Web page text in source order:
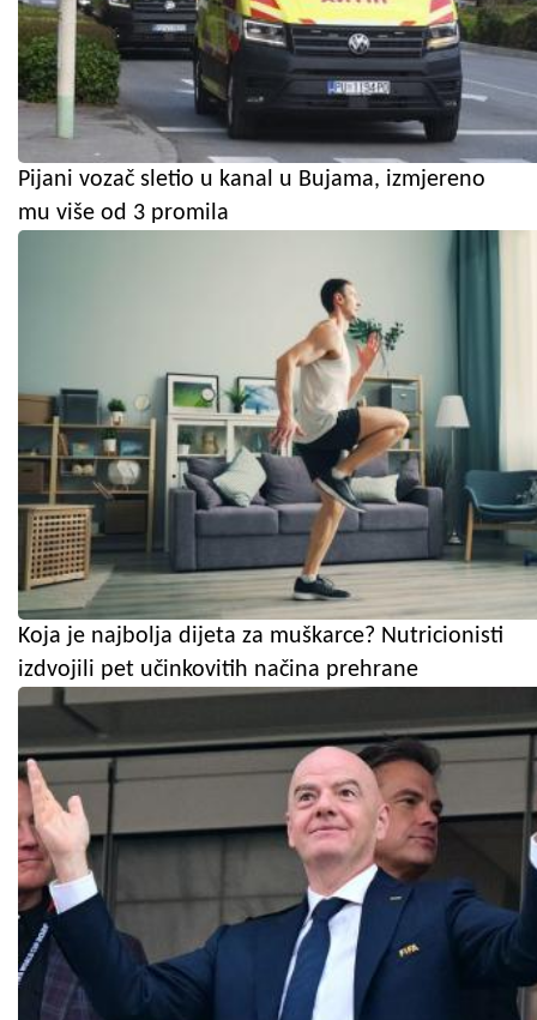
Pijani vozač sletio u kanal u Bujama, izmjereno
mu više od 3 promila
Koja je najbolja dijeta za muškarce? Nutricionisti
izdvojili pet učinkovitih načina prehrane